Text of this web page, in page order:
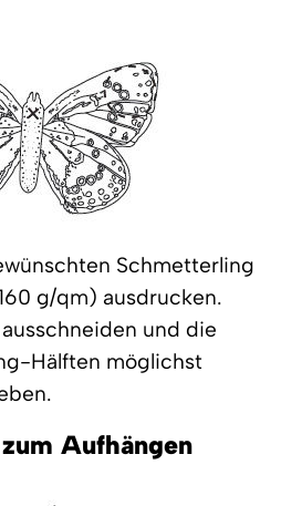
Schmetterling
g/qm) ausdrucken.
und die
Hälften möglichst
Aufhängen